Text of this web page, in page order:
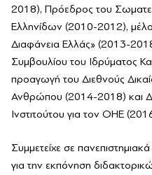
2018), Πρόεδρος του
Ελληνίδων (2010-2012),
Διαφάνεια Ελλάς» (2013-
Συμβουλίου του Ιδρύματος
προαγωγή του Διεθνούς
Ανθρώπου (2014-2018) και
Ινστιτούτου για τον ΟΗΕ
Συμμετείχε σε
για την εκπόνηση